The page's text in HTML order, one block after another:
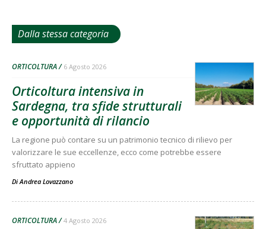
Dalla stessa categoria
ORTICOLTURA 6 Agosto 2026
Orticoltura intensiva in
Sardegna, tra sfide strutturali
e opportunità di rilancio
La regione può contare su un patrimonio tecnico di rilievo per
valorizzare le sue eccellenze, ecco come potrebbe essere
sfruttato appieno
Di Andrea Lovazzano
ORTICOLTURA 4 Agosto 2026